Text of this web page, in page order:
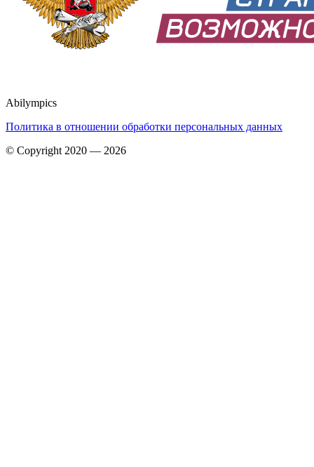
Abilympics
Политика в отношении обработки персональных данных
© Copyright 2020 — 2026